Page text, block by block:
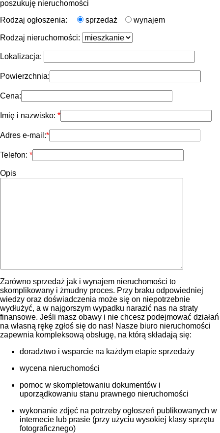
poszukuję nieruchomości
Rodzaj ogłoszenia:
sprzedaż wynajem
Rodzaj nieruchomości:
Lokalizacja:
Powierzchnia:
Cena:
Imię i nazwisko:
Adres e-mail:
Telefon:
Opis
Zarówno sprzedaż jak i wynajem nieruchomości to
skomplikowany i żmudny proces. Przy braku odpowiedniej
wiedzy oraz doświadczenia może się on niepotrzebnie
wydłużyć, a w najgorszym wypadku narazić nas na straty
finansowe. Jeśli masz obawy i nie chcesz podejmować działań
na własną rękę zgłoś się do nas! Nasze biuro nieruchomości
zapewnia kompleksową obsługę, na którą składają się:
doradztwo i wsparcie na każdym etapie sprzedaży
wycena nieruchomości
pomoc w skompletowaniu dokumentów i
uporządkowaniu stanu prawnego nieruchomości
wykonanie zdjęć na potrzeby ogłoszeń publikowanych w
internecie lub prasie (przy użyciu wysokiej klasy sprzętu
fotograficznego)